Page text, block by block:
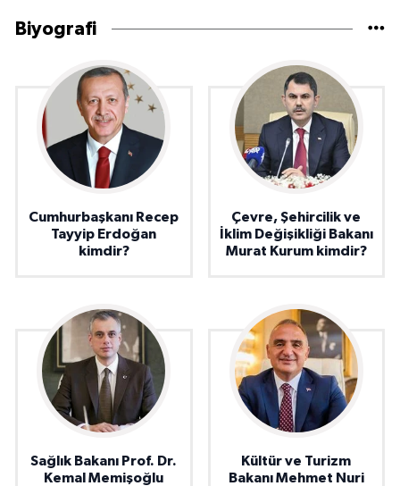
Biyografi
Cumhurbaşkanı Recep
Tayyip Erdoğan
kimdir?
Çevre, Şehircilik ve
İklim Değişikliği Bakanı
Murat Kurum kimdir?
Sağlık Bakanı Prof. Dr.
Kemal Memişoğlu
Kültür ve Turizm
Bakanı Mehmet Nuri